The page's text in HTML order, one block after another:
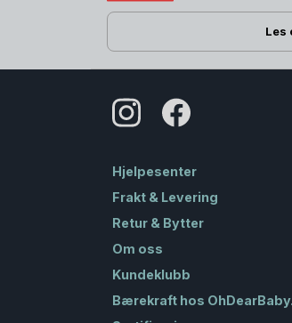
Les
Hjelpesenter
Frakt & Levering
Retur & Bytter
Om oss
Kundeklubb
Bærekraft hos